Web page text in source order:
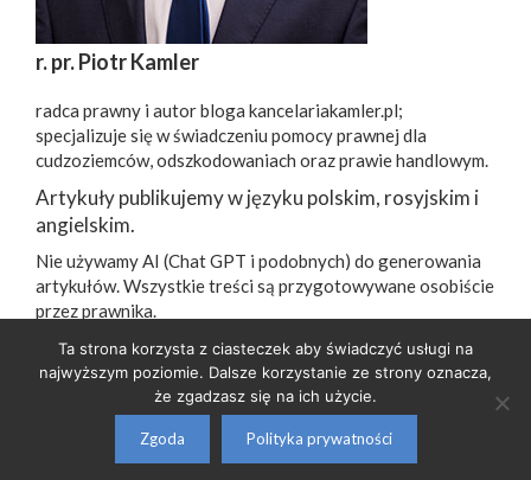
r. pr. Piotr Kamler
radca prawny i autor bloga kancelariakamler.pl;
specjalizuje się w świadczeniu pomocy prawnej dla
cudzoziemców, odszkodowaniach oraz prawie handlowym.
Artykuły publikujemy w języku polskim, rosyjskim i
angielskim.
Nie używamy AI (Chat GPT i podobnych) do generowania
artykułów. Wszystkie treści są przygotowywane osobiście
przez prawnika.
Klauzula informacyjna RODO| e-mail:biuro@kancelariakamler.pl
171
Ta strona korzysta z ciasteczek aby świadczyć usługi na
najwyższym poziomie. Dalsze korzystanie ze strony oznacza,
że zgadzasz się na ich użycie.
Zgoda Polityka prywatności